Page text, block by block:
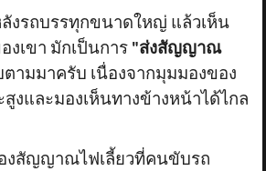
รถบรรทุกขนาดใหญ่ แล้วเห็น
เขา มักเป็นการ "ส่งสัญญาณ
ามมาครับ เนื่องจากมุมมองของ
งและมองเห็นทางข้างหน้าได้ไกล
งสัญญาณไฟเลี้ยวที่คนขับรถ